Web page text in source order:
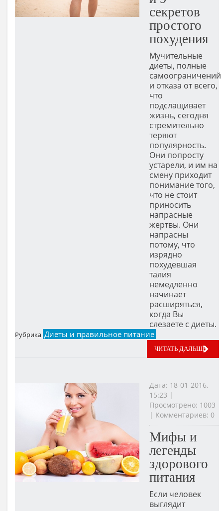
секретов
простого
похудения
Мучительные
диеты, полные
самоограничений
и отказа от всего,
что
подслащивает
жизнь, сегодня
стремительно
теряют
популярность.
Они попросту
устарели, и им на
смену приходит
понимание того,
что не стоит
приносить
напрасные
жертвы. Они
напрасны
потому, что
изрядно
похудевшая
талия
немедленно
начинает
расширяться,
когда Вы
слезаете с диеты.
Рубрика Диеты и правильное питание
ЧИТАТЬ ДАЛЬШЕ
Дата: 18-01-2016,
15:23 |
Просмотрено: 1003
| Комментариев: 0
Мифы и
легенды
здорового
питания
Если человек
выглядит